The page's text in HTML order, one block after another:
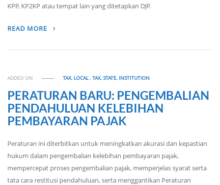
KPP, KP2KP atau tempat lain yang ditetapkan DJP.
READ MORE
ADDED ON TAX, LOCAL,TAX, STATE, INSTITUTION
PERATURAN BARU: PENGEMBALIAN
PENDAHULUAN KELEBIHAN
PEMBAYARAN PAJAK
Peraturan ini diterbitkan untuk meningkatkan akurasi dan kepastian
hukum dalam pengembalian kelebihan pembayaran pajak,
mempercepat proses pengembalian pajak, memperjelas syarat serta
tata cara restitusi pendahuluan, serta menggantikan Peraturan